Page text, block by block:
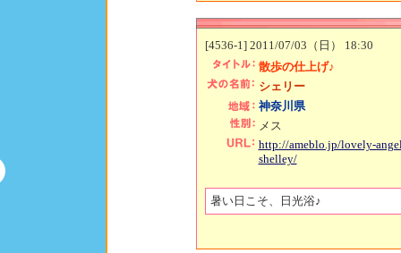
[4536-1] 2011/07/03（日） 18:30
散歩の仕上げ♪
シェリー
神奈川県
メス
http://ameblo.jp/lovely-
shelley/
暑い日こそ、日光浴♪